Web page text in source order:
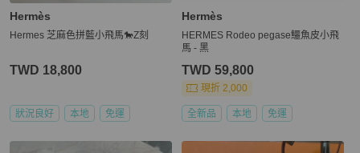
Hermès
Hermes 芝麻色拼藍小飛馬🐎Z刻
TWD 18,800
狀況良好 本地 免運
Hermès
HERMES Rodeo pegase鱷魚皮小飛
馬 - 黑
TWD 59,800
現折 2,000
全新品 本地 免運